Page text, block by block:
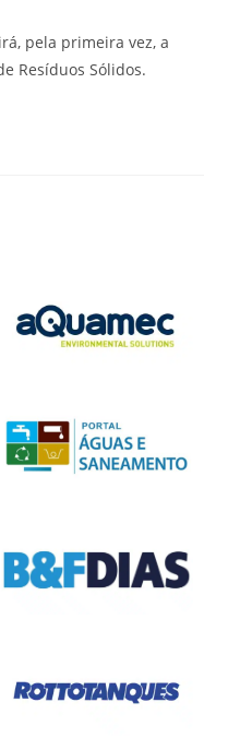
pela primeira vez, a
Resíduos Sólidos.